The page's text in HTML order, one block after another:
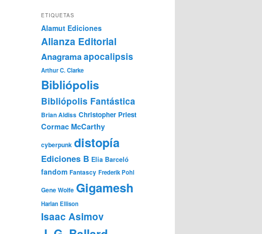
ETIQUETAS
Alamut Ediciones
Alianza Editorial
Anagramaapocalipsis
Arthur C. Clarke
Bibliópolis
Bibliópolis Fantástica
Brian Aldiss Christopher Priest
Cormac McCarthy
cyberpunk distopía
Ediciones B Elia Barceló
fandom Fantascy Frederik Pohl
Gene Wolfe Gigamesh
Harlan Ellison
Isaac Asimov